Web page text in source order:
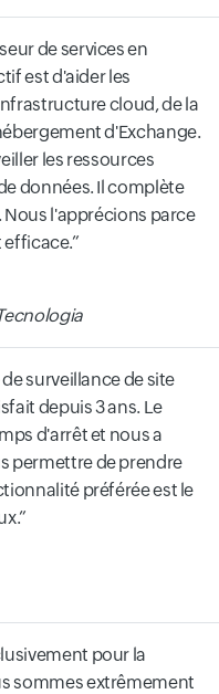
de services en
est d'aider les
cloud, de la
d'Exchange.
les ressources
données. Il complète
l'apprécions parce
efficace.
surveillance de site
depuis 3 ans. Le
d'arrêt et nous a
permettre de prendre
préférée est le
pour la
sommes extrêmement